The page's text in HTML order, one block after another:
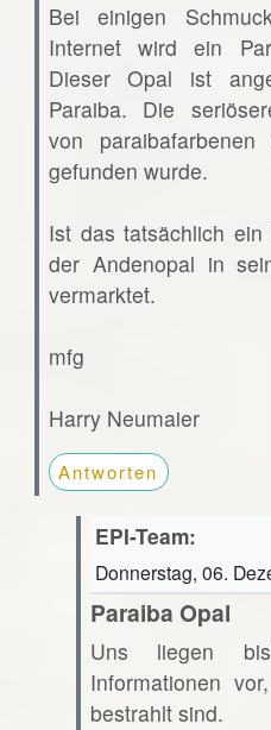
Bei einigen
Internet wird ein
Dieser Opal ist
Paraiba. Die
von
gefunden wurde.
Ist das tatsächlich
der Andenopal in
vermarktet.
mfg
Harry Neumaier
Antworten
EPI-Team:
Donnerstag, 06.
Paraiba Opal
Uns liegen
Informationen
bestrahlt sind.